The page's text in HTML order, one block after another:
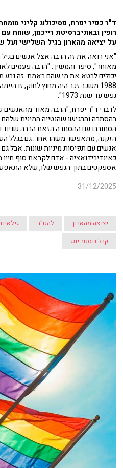
ד"ר כפיר יפרח, פסיכולוג קליני
על יציאה מהארון בגיל השלישי ועל
"אני רואה את זה הרבה אצל אנשים בגיל
מאוחר", סיפר והמשיך: "הרבה פעמים
יכולים לבטא את מי שהם באמת. זה נבע
1988 משכב זכר היה מחוץ לחוק, זו
נפש עד שנת 1973".
לדברי ד"ר יפרח, "הרבה מאוד מהאנשים
בהסתרה והרגישו שהנטייה המינית
הסתובבו עם ההסתרה הזאת הרבה שנים.
הזקנה, מתאפשר משהו אחר. גם בגלל
אנשים עם תפיסות מיניות שונות. אבל גם
כאינדיבידואציה - אדם לקראת סוף
אספקטים בתוך הנפש שלו, שלא
31/12/2025
יציאה מהארון להט"ב גילאים
קרל גוסטב יונג